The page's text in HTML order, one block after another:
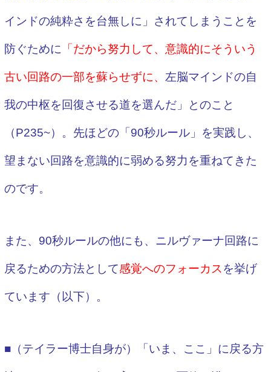
インドの純粋さを台無しに」されてしまうことを
防ぐために 「だから努力して、意識的にそういう
古い回路の一部を蘇らせずに、 左脳マインドの自
我の中枢を回復させる道を選んだ」とのこと
（P235~）。 先ほどの「90秒ルール」を実践し、
望まない回路を意識的に弱める努力を重ねてきた
のです。
また、90秒ルールの他にも、ニルヴァーナ回路に
戻るための方法として感覚へのフォーカス を挙げ
ています（以下）。
■（テイラー博士自身が）「いま、ここ」に戻る方